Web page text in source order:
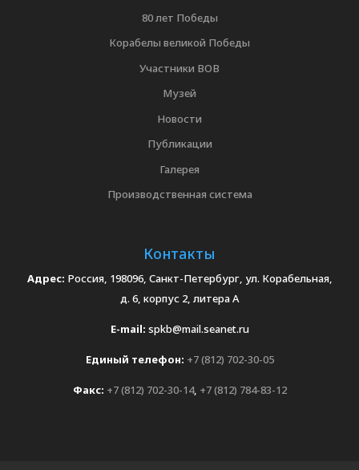
80 лет Победы
Корабелы великой Победы
Участники ВОВ
Музей
Новости
Публикации
Галерея
Производственная система
Контакты
Адрес: Россия, 198096, Санкт-Петербург, ул. Корабельная,
д. 6, корпус 2, литера А
E-mail: spkb@mail.seanet.ru
Единый телефон: +7 (812) 702-30-05
Факс: +7 (812) 702-30-14, +7 (812) 784-83-12